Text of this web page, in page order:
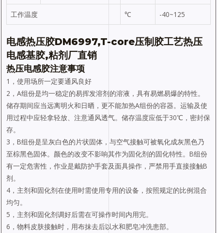
工作温度 ℃ -40~125
电感热压胶DM6997,T-core压制胶工艺热压
电感基胶,粘剂厂直销
热压电感胶注意事项
1，使用场所一定要通风良好
2，A组份是均一稳定的易挥发溶剂的溶液，具有易燃易爆的特性。
储存期间应当远离明火和日晒，更不能加热A组份的容器。运输及使
用过程中应轻拿轻放、注意通风透气。储存温度应低于30℃，密封保
存。
3，B组份是呈灰白色的片状固体，与空气接触可被氧化成灰黑色乃
至棕黑色固体。颜色的改变不影响其作为固化剂的固化特性。B组份
有一定危害性，作业是戴防护手套及面具操作，严禁用手直接接触B
剂。
4，主剂和固化剂在使用时需使用专用的设备，按照规定的比例混合
均匀。
5，主剂和固化剂调好后需在可操作时间内用完。
6，物料皮肤接触时，用布抹去后以水和肥皂冲洗患部。